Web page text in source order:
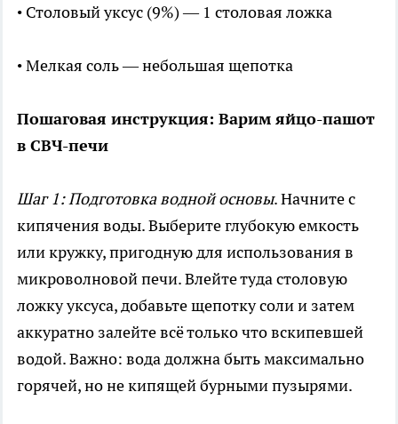
• Столовый уксус (9%) — 1 столовая ложка
• Мелкая соль — небольшая щепотка
Пошаговая инструкция: Варим яйцо-пашот
в СВЧ-печи
Шаг 1: Подготовка водной основы. Начните с
кипячения воды. Выберите глубокую емкость
или кружку, пригодную для использования в
микроволновой печи. Влейте туда столовую
ложку уксуса, добавьте щепотку соли и затем
аккуратно залейте всё только что вскипевшей
водой. Важно: вода должна быть максимально
горячей, но не кипящей бурными пузырями.